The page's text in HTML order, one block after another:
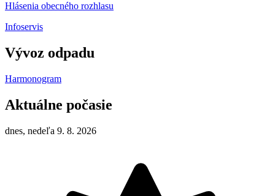
Hlásenia obecného rozhlasu
Infoservis
Vývoz odpadu
Harmonogram
Aktuálne počasie
dnes, nedeľa 9. 8. 2026